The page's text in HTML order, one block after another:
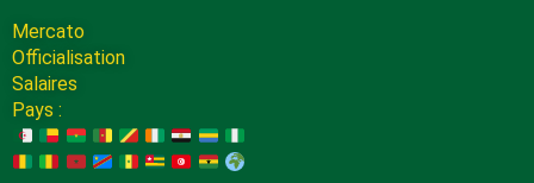
Mercato
Officialisation
Salaires
Pays :